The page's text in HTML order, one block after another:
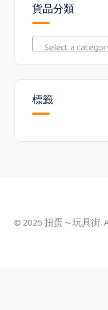
貨品分類
Select a
標籤
© 2025 扭蛋～玩具街.